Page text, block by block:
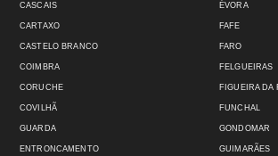
CASCAIS
CARTAXO
CASTELO BRANCO
COIMBRA
CORUCHE
COVILHÃ
GUARDA
ENTRONCAMENTO
ÉVORA
FAFE
FARO
FELGUEIRAS
FIGUEIRA DA
FUNCHAL
GONDOMAR
GUIMARÃES